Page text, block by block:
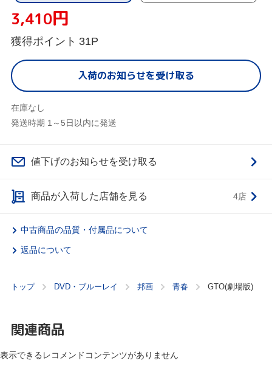
3,410円
獲得ポイント 31P
入荷のお知らせを受け取る
在庫なし
発送時期 1～5日以内に発送
値下げのお知らせを受け取る
商品が入荷した店舗を見る 4店
中古商品の品質・付属品について
返品について
トップ DVD・ブルーレイ 邦画 青春 GTO(劇場版)
関連商品
表示できるレコメンドコンテンツがありません